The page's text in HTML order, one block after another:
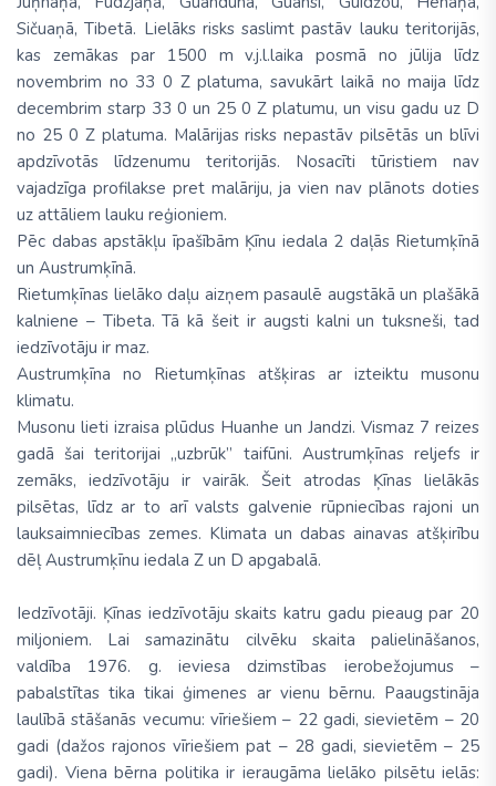
Sičuaņā, Tibetā. Lielāks risks saslimt pastāv lauku teritorijās,
kas zemākas par 1500 m v.j.l.laika posmā no jūlija līdz
novembrim no 33 0 Z platuma, savukārt laikā no maija līdz
decembrim starp 33 0 un 25 0 Z platumu, un visu gadu uz D
no 25 0 Z platuma. Malārijas risks nepastāv pilsētās un blīvi
apdzīvotās līdzenumu teritorijās. Nosacīti tūristiem nav
vajadzīga profilakse pret malāriju, ja vien nav plānots doties
uz attāliem lauku reģioniem.
Pēc dabas apstākļu īpašībām Ķīnu iedala 2 daļās Rietumķīnā
un Austrumķīnā.
Rietumķīnas lielāko daļu aizņem pasaulē augstākā un plašākā
kalniene – Tibeta. Tā kā šeit ir augsti kalni un tuksneši, tad
iedzīvotāju ir maz.
Austrumķīna no Rietumķīnas atšķiras ar izteiktu musonu
klimatu.
Musonu lieti izraisa plūdus Huanhe un Jandzi. Vismaz 7 reizes
gadā šai teritorijai „uzbrūk” taifūni. Austrumķīnas reljefs ir
zemāks, iedzīvotāju ir vairāk. Šeit atrodas Ķīnas lielākās
pilsētas, līdz ar to arī valsts galvenie rūpniecības rajoni un
lauksaimniecības zemes. Klimata un dabas ainavas atšķirību
dēļ Austrumķīnu iedala Z un D apgabalā.
Iedzīvotāji. Ķīnas iedzīvotāju skaits katru gadu pieaug par 20
miljoniem. Lai samazinātu cilvēku skaita palielināšanos,
valdība 1976. g. ieviesa dzimstības ierobežojumus –
pabalstītas tika tikai ģimenes ar vienu bērnu. Paaugstināja
laulībā stāšanās vecumu: vīriešiem – 22 gadi, sievietēm – 20
gadi (dažos rajonos vīriešiem pat – 28 gadi, sievietēm – 25
gadi). Viena bērna politika ir ieraugāma lielāko pilsētu ielās: